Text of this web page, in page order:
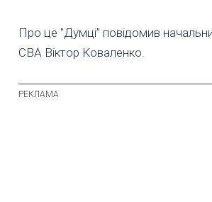
Про це "Думці” повідомив
СВА Віктор Коваленко.